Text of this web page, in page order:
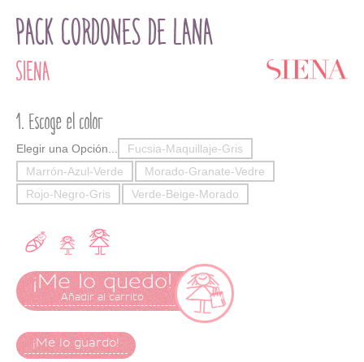
PACK CORDONES DE LANA
SIENA
Escoge el color
Elegir una Opción...
Fucsia-Maquillaje-Gris
Marrón-Azul-Verde
Morado-Granate-Vedre
Rojo-Negro-Gris
Verde-Beige-Morado
¡Me lo quedo!
Añadir al carrito
¡Me lo guardo!